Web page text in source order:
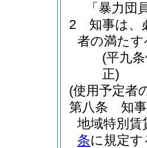
「暴力団
2
知事は、
者の満た
(平九
正)
(使用予定者
第八条
知
地域特別
条に規定